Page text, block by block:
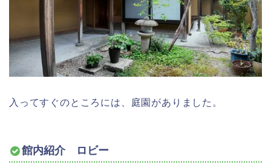
入ってすぐのところには、庭園がありました。
館内紹介 ロビー